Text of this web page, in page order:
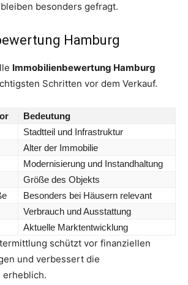
besonders gefragt.
Hamburg
Immobilienbewertung Hamburg
Schritten vor dem Verkauf.
Bedeutung
Stadtteil und Infrastruktur
Alter der Immobilie
Modernisierung und Instandhaltung
Größe des Objekts
Besonders bei Häusern relevant
Verbrauch und Ausstattung
Aktuelle Marktentwicklung
schützt vor finanziellen
und verbessert die
erheblich.